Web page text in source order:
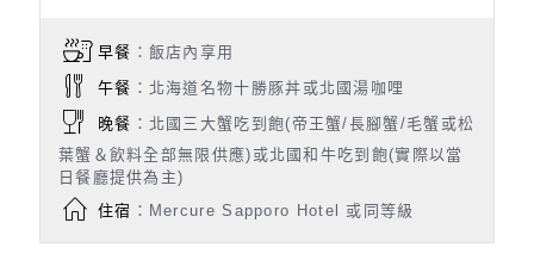
早餐 ：飯店內享用
午餐 ：北海道名物十勝豚丼或北國湯咖哩
晚餐 ：北國三大蟹吃到飽(帝王蟹/長腳蟹/毛蟹或松
葉蟹＆飲料全部無限供應)或北國和牛吃到飽(實際以當
日餐廳提供為主)
住宿 ：Mercure Sapporo Hotel 或同等級